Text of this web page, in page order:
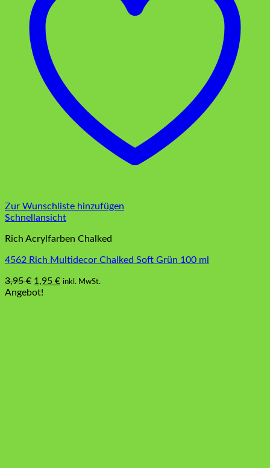
Zur Wunschliste hinzufügen
Schnellansicht
Rich Acrylfarben Chalked
4562 Rich Multidecor Chalked Soft Grün 100 ml
3,95€ Ursprünglicher
Preis
1,95 €Aktueller
inkl. MwSt.
Angebot!